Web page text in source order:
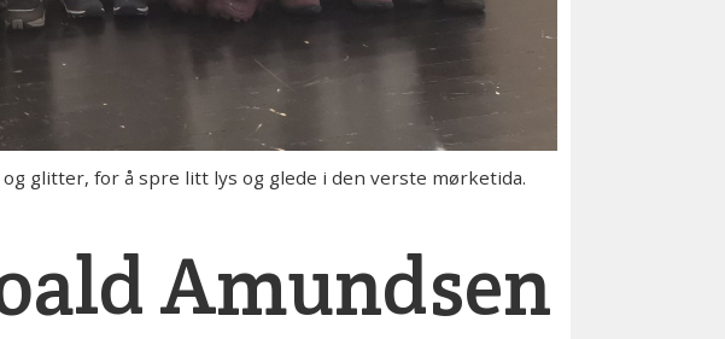
glitter, for å spre litt lys og glede i den verste mørketida.
Amundsen